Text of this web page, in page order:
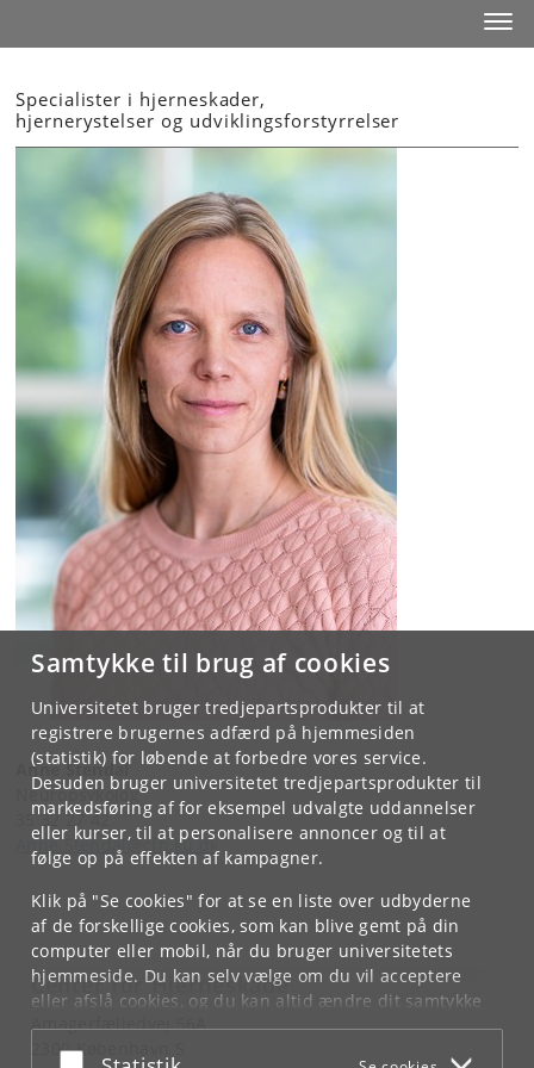
Samtykke til brug af cookies
Universitetet bruger tredjepartsprodukter til at
registrere brugernes adfærd på hjemmesiden
(statistik) for løbende at forbedre vores service.
Desuden bruger universitetet tredjepartsprodukter til
markedsføring af for eksempel udvalgte uddannelser
eller kurser, til at personalisere annoncer og til at
følge op på effekten af kampagner.
Klik på "Se cookies" for at se en liste over udbyderne
af de forskellige cookies, som kan blive gemt på din
computer eller mobil, når du bruger universitetets
hjemmeside. Du kan selv vælge om du vil acceptere
eller afslå cookies, og du kan altid ændre dit samtykke
underCookie- og privatlivspolitiksom du finder i
bunden af hver side.
Acceptér eller afslå
Specialister i hjerneskader,
hjernerystelser og udviklingsforstyrrelser
Anne Stendal
Neuropsykolog
35 32 27 42
Anne.Stendal@cfh.ku.dk
Center for Hjerneskade
2300 København S